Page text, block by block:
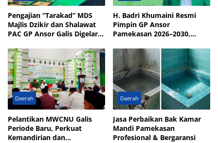
Pengajian “Tarakad” MDS
Majlis Dzikir dan Shalawat
PAC GP Ansor Galis Digelar
Bulay
H. Badri Khumaini Resmi
Pimpin GP Ansor
Pamekasan 2026–2030,
Daerah
Pelantikan MWCNU Galis
Periode Baru, Perkuat
Kemandirian dan
Daerah
Jasa Perbaikan Bak Kamar
Mandi Pamekasan
Profesional & Bergaransi